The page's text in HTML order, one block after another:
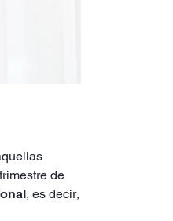
de
, es decir,